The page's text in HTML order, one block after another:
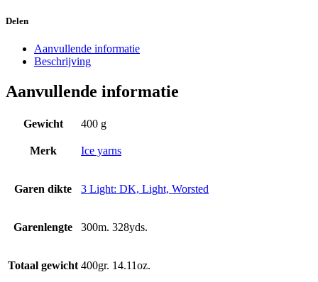
Delen
Aanvullende informatie
Beschrijving
Aanvullende informatie
Gewicht 400 g
Merk Ice yarns
Garen dikte 3 Light: DK, Light, Worsted
Garenlengte 300m. 328yds.
Totaal gewicht 400gr. 14.11oz.